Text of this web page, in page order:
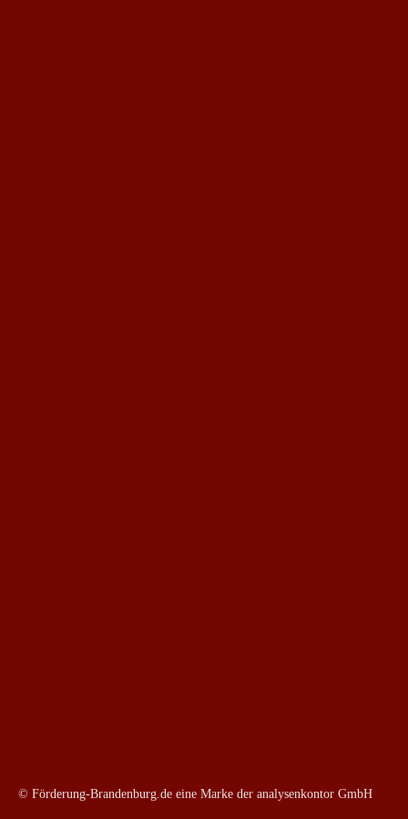
© Förderung-Brandenburg.de eine Marke der analysenkontor GmbH